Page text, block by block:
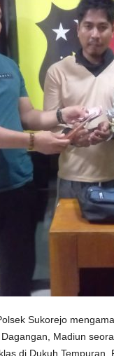
Sukorejo
Madiun
di Dukuh Tempuran,